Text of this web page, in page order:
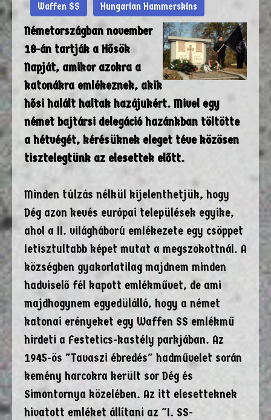
Waffen SS Hungarian Hammerskins
Németországban november
18-án tartják a Hősök
Napját, amikor azokra a
katonákra emlékeznek, akik
hősi halált haltak hazájukért. Mivel egy
német bajtársi delegáció hazánkban töltötte
a hétvégét, kérésüknek eleget téve közösen
tisztelegtünk az elesettek előtt.
Minden túlzás nélkül kijelenthetjük, hogy
Dég azon kevés európai települések egyike,
ahol a II. világháború emlékezete egy csöppet
letisztultabb képet mutat a megszokottnál. A
községben gyakorlatilag majdnem minden
hadviselő fél kapott emlékművet, de ami
majdhogynem egyedülálló, hogy a német
katonai erényeket egy Waffen SS emlékmű
hirdeti a Festetics-kastély parkjában. Az
1945-ös "Tavaszi ébredés" hadművelet során
kemény harcokra került sor Dég és
Simontornya közelében. Az itt elesetteknek
hivatott emléket állítani az "I. SS-